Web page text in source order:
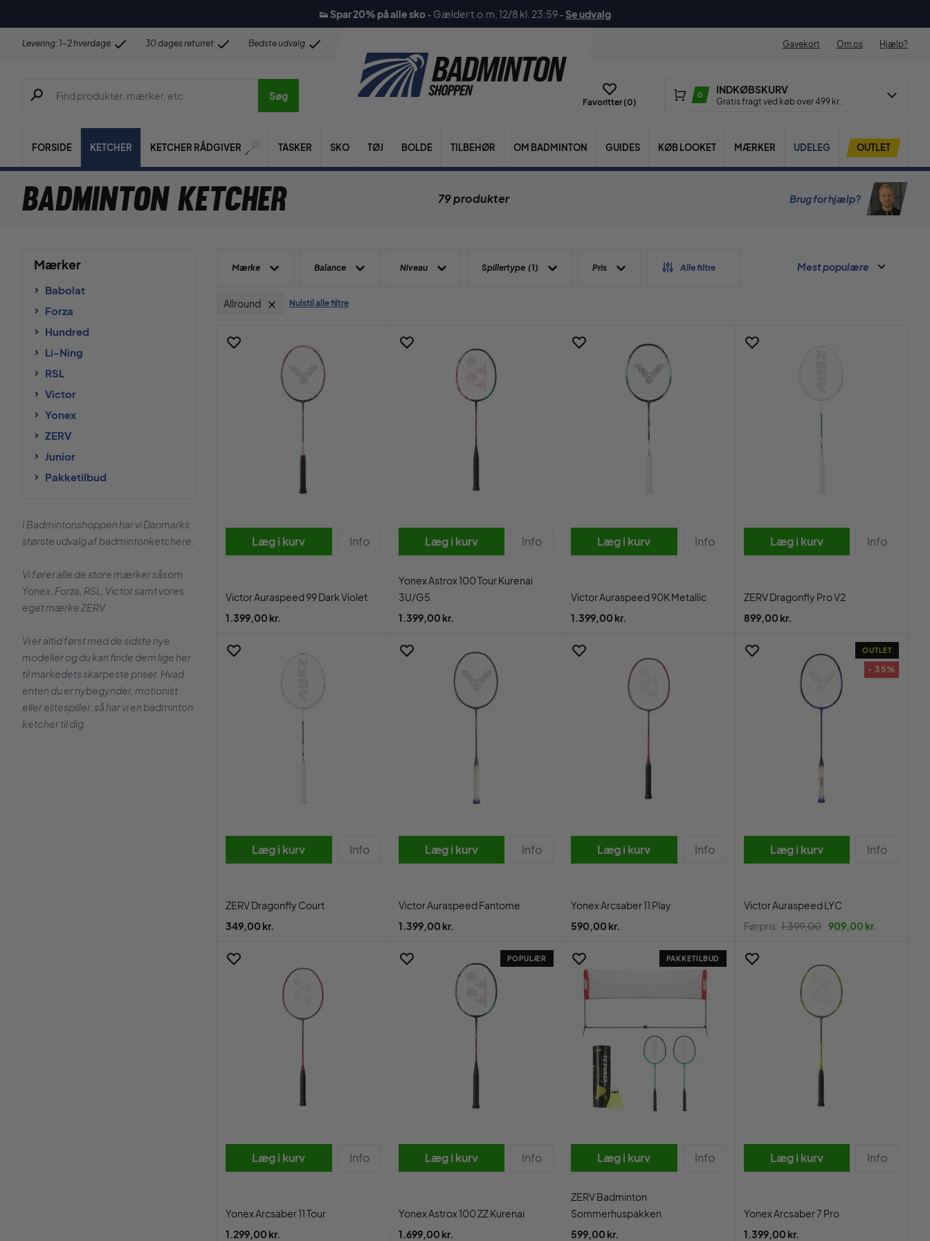
👟 Spar 20% på alle sko- Gælder t.o.m, 12/8 kl. 23:59-Se udvalg
Levering: 1-2 hverdage 30 dages returret Bedste udvalg Gavekort Om os Hjælp?
Søg efter produkter, mærker etc.
Søg
Favoritter (0)
0 INDKØBSKURV
Gratis fragt ved køb over 499 kr.
FORSIDE KETCHER KETCHER RÅDGIVER TASKER SKO TØJ BOLDE TILBEHØR OM BADMINTON GUIDES KØB LOOKET MÆRKER UDELEG OUTLET
Badminton Ketcher 79 produkter Brug for hjælp?
Mærker
Babolat
Forza
Hundred
Li-Ning
RSL
Victor
Yonex
ZERV
Junior
Pakketilbud
I Badmintonshoppen har vi Danmarks
største udvalg af badmintonketchere.
Vi fører alle de store mærker såsom
Yonex, Forza, RSL, Victor samt vores
eget mærke ZERV.
Vi er altid først med de sidste nye
modeller og du kan finde dem lige her
til markedets skarpeste priser. Hvad
enten du er nybegynder, motionist
eller elitespiller, så har vi en badminton
ketcher til dig.
Mærke Balance Niveau Spillertype (1) Pris Alle filtre
Allround Nulstil alle filtre
Mest populære
Læg i kurv Info
Victor Auraspeed 99 Dark Violet
1.399,00 kr.
Læg i kurv Info
Yonex Astrox 100 Tour Kurenai
3U/G5
1.399,00 kr.
Læg i kurv Info
Victor Auraspeed 90K Metallic
1.399,00 kr.
Læg i kurv Info
ZERV Dragonfly Pro V2
899,00 kr.
Læg i kurv Info
ZERV Dragonfly Court
349,00 kr.
Læg i kurv Info
Victor Auraspeed Fantome
1.399,00 kr.
Læg i kurv Info
Yonex Arcsaber 11 Play
590,00 kr.
OUTLET
- 35%
Læg i kurv Info
Victor Auraspeed LYC
Førpris: 1.399,00 909,00 kr.
Læg i kurv Info
Yonex Arcsaber 11 Tour
1.299,00 kr.
POPULÆR
Læg i kurv Info
Yonex Astrox 100 ZZ Kurenai
1.699,00 kr.
PAKKETILBUD
Læg i kurv Info
ZERV Badminton
Sommerhuspakken
599,00 kr.
Læg i kurv Info
Yonex Arcsaber 7 Pro
1.399,00 kr.